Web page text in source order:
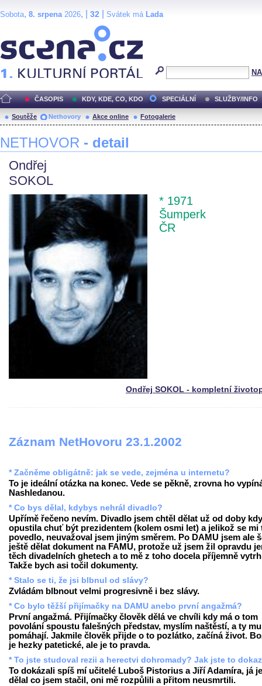
Sobota, 8. srpena2026, | 32 Svátek má Lada
ČASOPIS KDY, KDE, CO, KDO SPECIÁLNÍ SLUŽBY/INFO
Soutěže Nethovory Akce online Fotogalerie
NETHOVOR - detail
Ondřej
SOKOL
* 1971
Šumperk
ČR
Ondřej SOKOL - kompletní
Záznam NetHovoru 23.1.2002
* Začněme obligátně: jak se vede, zejména u internetu?
To je ideální otázka na konec. Vede se pěkně, zrovna ho
Nashledanou.
* Co bys dělal, kdybys nehrál divadlo?
Upřímě řečeno nevím. Divadlo jsem chtěl dělat už od doby
opustila chuť být prezidentem (kolem osmi let) a jelikož se mi
povedlo, neuvažoval jsem jiným směrem. Po DAMU jsem ale
ještě dělat dokument na FAMU, protože už jsem žil opravdu
těch divadelních ghetech a to mě z toho docela příjemně
Takže bych asi točil dokumenty.
* Stalo se ti, že jsi blbnul od slávy?
Zvládám blbnout velmi progresivně i bez slávy.
* Co bylo těžší přijímačky na DAMU anebo první angažmá?
První angažmá. Přijímačky člověk dělá ve chvíli kdy má o tom
povolání spoustu falešných představ, myslím naštěstí, a ty
pomáhají. Jakmile člověk přijde o to pozlátko, začíná život.
je hezky patetické, ale je to pravda.
* To jste studoval rezii a herectvi dohromady? Jak jste to
To dokázali spíš mí učitelé Luboš Pistorius a Jiří Adamíra, já
dělal co jsem stačil, oni mě rozpůlili a přitom neusmrtili.